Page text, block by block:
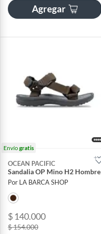
Agregar
Envíogratis
OCEAN PACIFIC
Sandalia OP Mino H2 Hombre
Por LA BARCA SHOP
$ 140.000
$ 154.000